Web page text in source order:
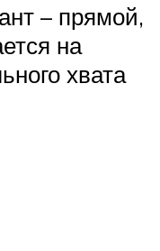
– прямой,
на
хвата